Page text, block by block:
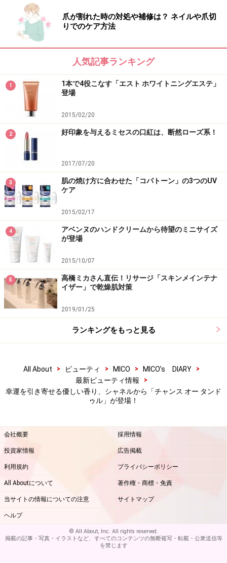
爪が割れた時の対処や補修は？ ネイルや爪切
りでのケア方法
人気記事ランキング
1
1本で4役こなす「エスト ホワイトニングエステ」
登場
2015/02/20
2 好印象を与えるミセスの口紅は、断然ローズ系！
2017/07/20
3
肌の焼け方に合わせた「コパトーン」の3つのUV
ケア
2015/02/17
4
アベンヌのハンドクリームから待望のミニサイズ
が登場
2015/10/07
5
高橋ミカさん直伝！リサージ「スキンメインテナ
イザー」で乾燥肌対策
2019/01/25
ランキングをもっと見る
All About > ビューティ > MICO > MICO’s DIARY
>
最新ビューティ情報
>
幸運を引き寄せる優しい香り、シャネルから「チャンス オー タンド
ゥル」が登場！
会社概要 採用情報
投資家情報 広告掲載
利用規約 プライバシーポリシー
All Aboutについて 著作権・商標・免責
当サイトの情報についての注意 サイトマップ
ヘルプ
© All About, Inc. All rights reserved.
掲載の記事・写真・イラストなど、すべてのコンテンツの無断複写・転載・公衆送信等
を禁じます